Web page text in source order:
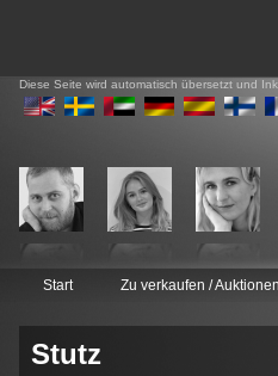
Diese Seite wird automatisch übersetzt und
Start Zu verkaufen / Auktionen
Stutz